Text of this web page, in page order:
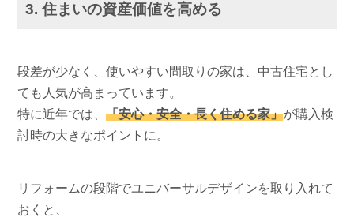
3. 住まいの資産価値を高める
段差が少なく、使いやすい間取りの家は、中古住宅とし
ても人気が高まっています。
特に近年では、「安心・安全・長く住める家」が購入検
討時の大きなポイントに。
リフォームの段階でユニバーサルデザインを取り入れて
おくと、